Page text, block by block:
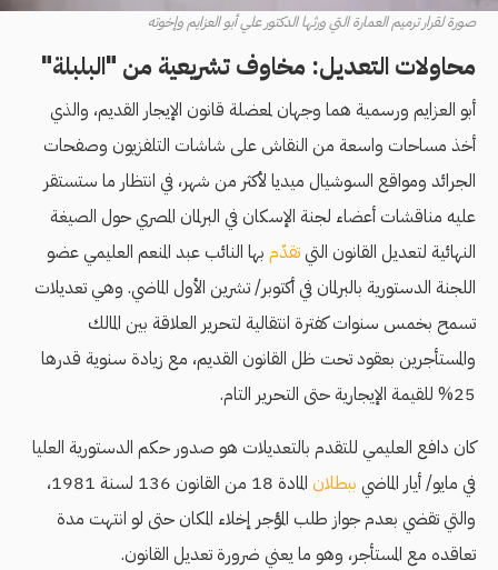
صورة لقرار ترميم العمارة التي ورثها الدكتور علي أبو العزايم وإخوته
محاولات التعديل: مخاوف تشريعية من "البلبلة"
أبو العزايم ورسمية هما وجهان لمعضلة قانون الإيجار القديم، والذي
أخذ مساحات واسعة من النقاش على شاشات التلفزيون وصفحات
الجرائد ومواقع السوشيال ميديا لأكثر من شهر، في انتظار ما ستستقر
عليه مناقشات أعضاء لجنة الإسكان في البرلمان المصري حول الصيغة
النهائية لتعديل القانون التي تقدّم بها النائب عبد المنعم العليمي عضو
اللجنة الدستورية بالبرلمان في أكتوبر/ تشرين الأول الماضي. وهي تعديلات
تسمح بخمس سنوات كفترة انتقالية لتحرير العلاقة بين المالك
والمستأجرين بعقود تحت ظل القانون القديم، مع زيادة سنوية قدرها
25% للقيمة الإيجارية حتى التحرير التام.
كان دافع العليمي للتقدم بالتعديلات هو صدور حكم الدستورية العليا
في مايو/ أيار الماضي ببطلان
المادة 18 من القانون 136 لسنة 1981،
والتي تقضي بعدم جواز طلب المؤجر إخلاء المكان حتى لو انتهت مدة
تعاقده مع المستأجر، وهو ما يعني ضرورة تعديل القانون.